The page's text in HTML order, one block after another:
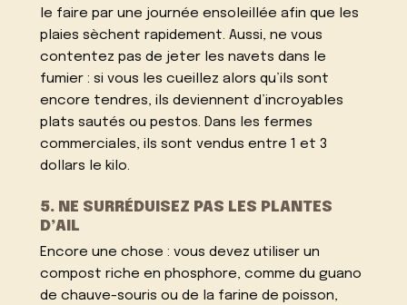
le faire par une journée ensoleillée afin que les
plaies sèchent rapidement. Aussi, ne vous
contentez pas de jeter les navets dans le
fumier : si vous les cueillez alors qu’ils sont
encore tendres, ils deviennent d’incroyables
plats sautés ou pestos. Dans les fermes
commerciales, ils sont vendus entre 1 et 3
dollars le kilo.
5. NE SURRÉDUISEZ PAS LES PLANTES
D’AIL
Encore une chose : vous devez utiliser un
compost riche en phosphore, comme du guano
de chauve-souris ou de la farine de poisson,